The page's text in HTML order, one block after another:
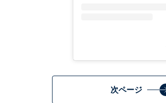
次ページ